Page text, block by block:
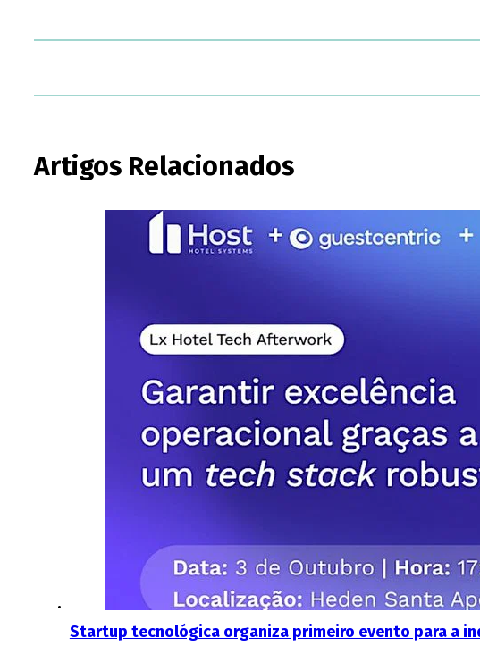
Artigos Relacionados
Startup tecnológica organiza primeiro evento para a